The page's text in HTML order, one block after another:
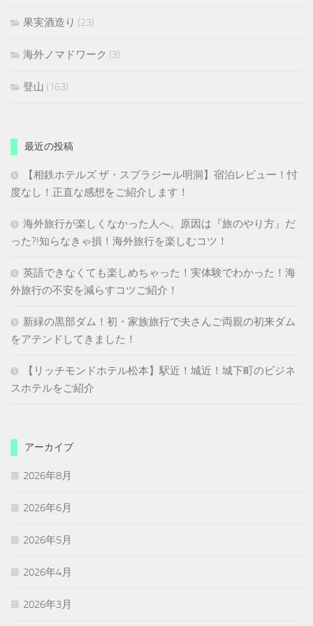
果実酒造り (23)
海外ノマドワーク (3)
登山 (163)
最近の投稿
【相鉄ホテルズ ザ・スプラジール明洞】宿泊レビュー！忖
度なし！正直な感想をご紹介します！
海外旅行が楽しくなかった人へ。原因は『旅のやり方』だ
った?!知らなきゃ損！海外旅行を楽しむコツ！
英語できなくても楽しめちゃった！実体験でわかった！海
外旅行の不安を減らすコツご紹介！
新緑の黒部ダム！初・家族旅行で夫さんご両親の初来ダム
をアテンドしてきました！
【リッチモンドホテル松本】駅近！城近！城下町のビジネ
スホテルをご紹介
アーカイブ
2026年8月
2026年6月
2026年5月
2026年4月
2026年3月